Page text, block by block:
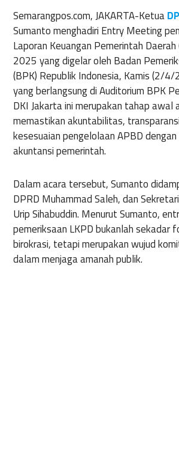
Semarangpos.com, JAKARTA-Ketua
Sumanto menghadiri Entry Meeting
Laporan Keuangan Pemerintah Daerah
2025 yang digelar oleh Badan
(BPK) Republik Indonesia, Kamis (2/
yang berlangsung di Auditorium BPK
DKI Jakarta ini merupakan tahap awal
memastikan akuntabilitas,
kesesuaian pengelolaan APBD
akuntansi pemerintah.
Dalam acara tersebut, Sumanto
DPRD Muhammad Saleh, dan
Urip Sihabuddin. Menurut Sumanto,
pemeriksaan LKPD bukanlah sekadar
birokrasi, tetapi merupakan wujud
dalam menjaga amanah publik.